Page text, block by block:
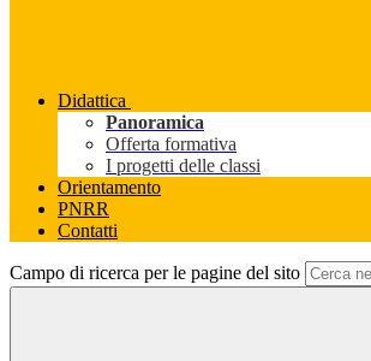
Didattica
Panoramica
Offerta formativa
I progetti delle classi
Orientamento
PNRR
Contatti
Campo di ricerca per le pagine del sito